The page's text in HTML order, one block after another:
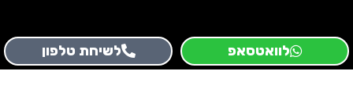
לוואטסאפ לשיחת טלפון